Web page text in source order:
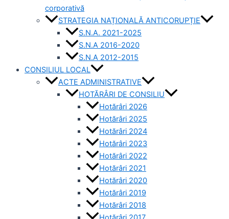
corporativă
STRATEGIA NAȚIONALĂ ANTICORUPȚIE
S.N.A. 2021-2025
S.N.A 2016-2020
S.N.A 2012-2015
CONSILIUL LOCAL
ACTE ADMINISTRATIVE
HOTĂRÂRI DE CONSILIU
Hotărâri 2026
Hotărâri 2025
Hotărâri 2024
Hotărâri 2023
Hotărâri 2022
Hotărâri 2021
Hotărâri 2020
Hotărâri 2019
Hotărâri 2018